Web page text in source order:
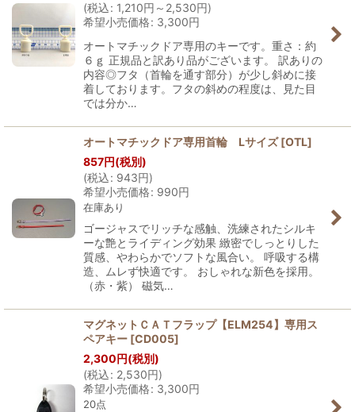
(税込: 1,210円 ～2,530円)
希望小売価格: 3,300円
オートマチックドア専用のキーです。重さ：約
６ｇ 正規品と訳あり品がございます。 訳ありの
内容◎フタ（首輪を通す部分）が少し斜めに接
着しております。フタの斜めの程度は、見た目
では分か…
オートマチックドア専用首輪 Lサイズ [OTL]
857円(税別)
(税込: 943円)
希望小売価格: 990円
在庫あり
ゴージャスでリッチな感触、洗練されたシルキ
ーな艶とライディング効果 緻密でしっとりした
質感、やわらかでソフトな風合い。 呼吸する構
造、ムレず快適です。 おしゃれな新色を採用。
（赤・紫） 磁気…
マグネットＣＡＴフラップ【ELM254】専用ス
ペアキー [CD005]
2,300円(税別)
(税込: 2,530円)
希望小売価格: 3,300円
20点